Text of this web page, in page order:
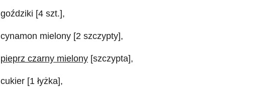
goździki [4 szt.],
cynamon mielony [2 szczypty],
pieprz czarny mielony [szczypta],
cukier [1 łyżka],